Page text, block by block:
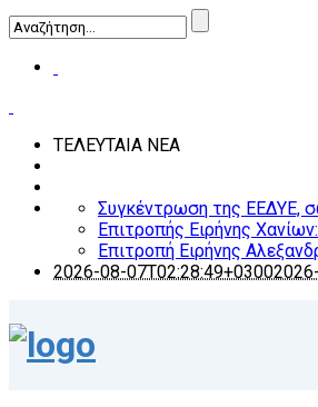
ΤΕΛΕΥΤΑΙΑ ΝΕΑ
Συγκέντρωση της ΕΕΔΥΕ,
Επιτροπής Ειρήνης
Επιτροπή Ειρήνης
2026-08-07T02:28:49+0300